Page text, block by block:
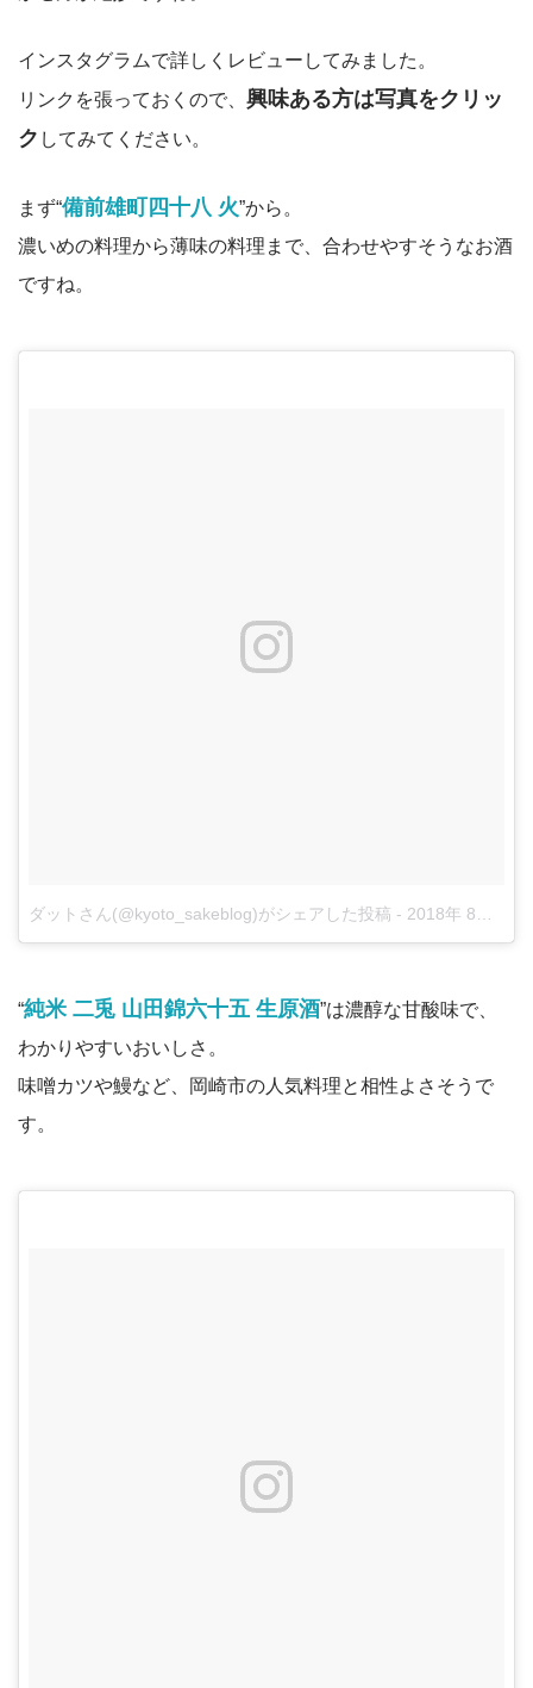
インスタグラムで詳しくレビューしてみました。
リンクを張っておくので、 興味ある方は写真をクリッ
ク してみてください。
まず“備前雄町四十八 火”から。
濃いめの料理から薄味の料理まで、合わせやすそうなお酒
ですね。
ダットさん(@kyoto_sakeblog)がシェアした投稿 - 2018年 8月月12日午後11時28分PDT
“純米 二兎 山田錦六十五 生原酒”は濃醇な甘酸味で、
わかりやすいおいしさ。
味噌カツや鰻など、岡崎市の人気料理と相性よさそうで
す。